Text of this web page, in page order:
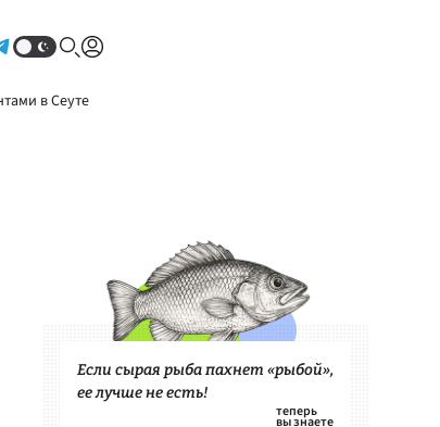
в Сеуте
Если сырая рыба пахнет «рыбой»,
ее лучше не есть!